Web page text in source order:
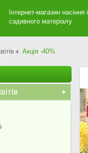
Інтернет-магазин насіння і
садивного матеріалу
Акція -40%
+